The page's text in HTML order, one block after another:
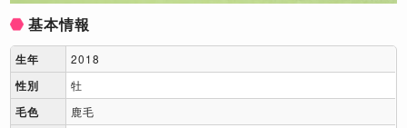
基本情報
生年 2018
性別 牡
毛色 鹿毛